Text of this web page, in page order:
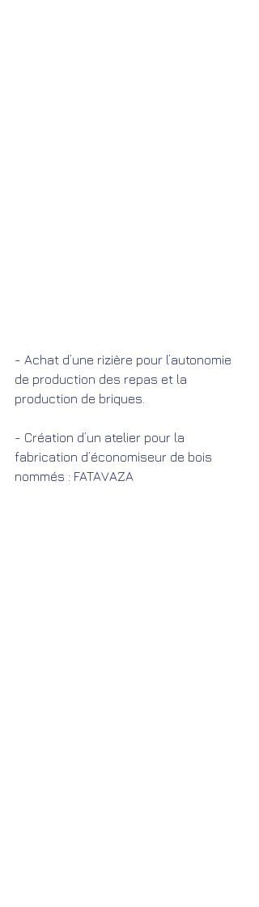
- Achat d’une rizière pour l’autonomie
de production des repas et la
production de briques.
- Création d’un atelier pour la
fabrication d’économiseur de bois
nommés : FATAVAZA